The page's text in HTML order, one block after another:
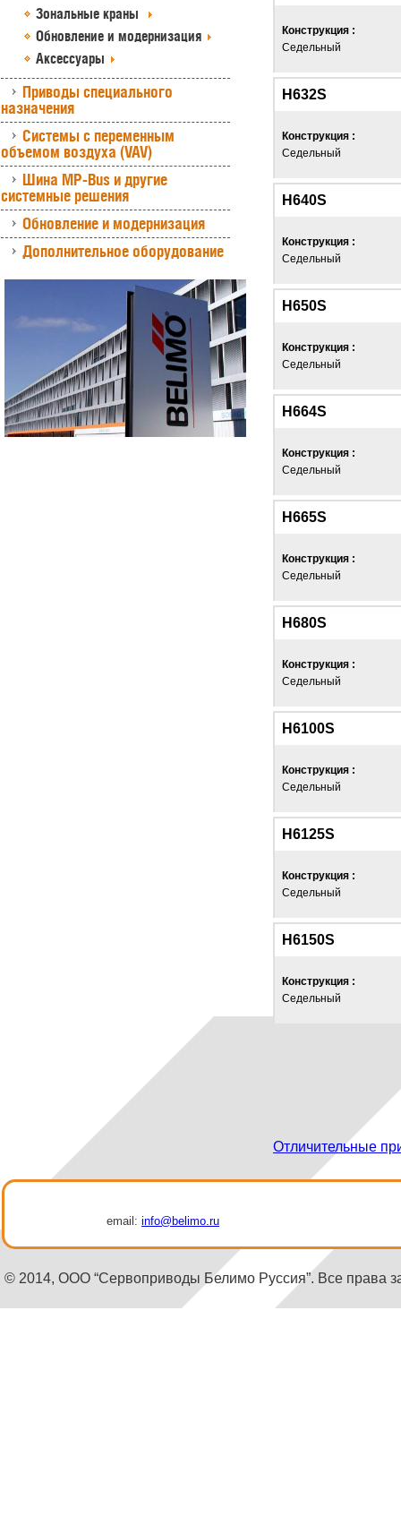
Зональные краны
Обновление и модернизация
Аксессуары
Приводы специального
назначения
Системы с переменным
объемом воздуха (VAV)
Шина MP-Bus и другие
системные решения
Обновление и модернизация
Дополнительное оборудование
Конструкция :
Седельный
H632S
Конструкция :
Седельный
H640S
Конструкция :
Седельный
H650S
Конструкция :
Седельный
H664S
Конструкция :
Седельный
H665S
Конструкция :
Седельный
H680S
Конструкция :
Седельный
H6100S
Конструкция :
Седельный
H6125S
Конструкция :
Седельный
H6150S
Конструкция :
Седельный
Отличительные
email: info@belimo.ru
© 2014, ООО “Сервоприводы Белимо Руссия”. Все права